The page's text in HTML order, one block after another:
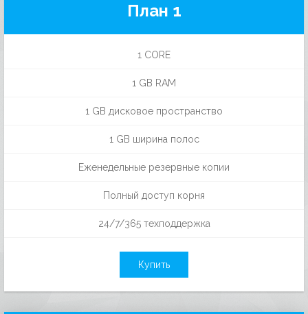
План 1
1 CORE
1 GB RAM
1 GB дисковое пространство
1 GB ширина полос
Еженедельные резервные копии
Полный доступ корня
24/7/365 техподдержка
Купить